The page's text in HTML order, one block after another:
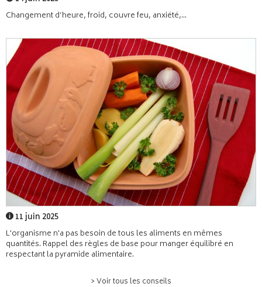
Changement d’heure, froid, couvre feu, anxiété,...
11 juin 2025
L'organisme n'a pas besoin de tous les aliments en mêmes
quantités. Rappel des règles de base pour manger équilibré en
respectant la pyramide alimentaire.
> Voir tous les conseils